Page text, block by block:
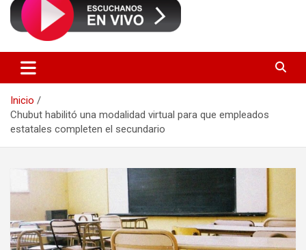
Inicio
Chubut habilitó una modalidad virtual para que empleados
estatales completen el secundario